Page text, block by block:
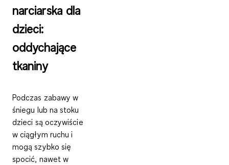
narciarska dla
dzieci:
oddychające
tkaniny
Podczas zabawy w
śniegu lub na stoku
dzieci są oczywiście
w ciągłym ruchu i
mogą szybko się
spocić, nawet w